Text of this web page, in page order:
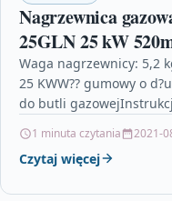
Nagrzewnica
25GLN 25 kW
Waga nagrzewnicy: 5,2
25 KWW?? gumowy o
do butli
wydajno?ci zapewni…
1 minuta czytania 2021-
Czytaj więcej